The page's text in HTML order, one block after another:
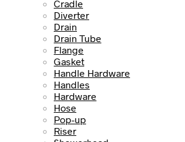
Cradle
Diverter
Drain
Drain Tube
Flange
Gasket
Handle Hardware
Handles
Hardware
Hose
Pop-up
Riser